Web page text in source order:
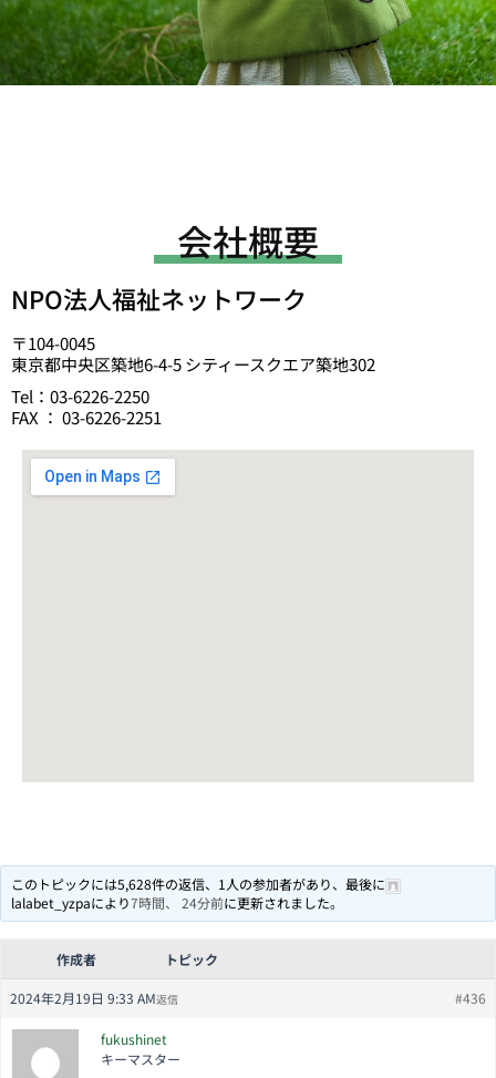
会社概要
NPO法人福祉ネットワーク
〒104-0045
東京都中央区築地6-4-5 シティースクエア築地302
Tel：03-6226-2250
FAX ： 03-6226-2251
このトピックには5,628件の返信、1人の参加者があり、最後に
lalabet_yzpaにより7時間、 24分前に更新されました。
作成者 トピック
2024年2月19日 9:33 AM #436
返信
fukushinet
キーマスター